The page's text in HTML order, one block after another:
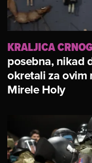
KRALJICA
posebna, nikad
okretali za ovim
Mirele Holy